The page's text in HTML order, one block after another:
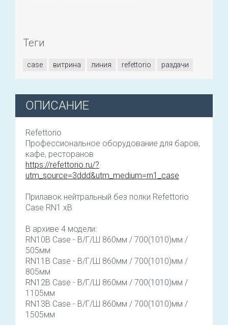
Теги
case витрина линия refettorio раздачи
ОПИСАНИЕ
Refettorio
Профессиональное оборудование для баров,
кафе, ресторанов
https://refettorio.ru/?
utm_source=3ddd&utm_medium=rn1_case
Прилавок нейтральный без полки Refettorio
Case RN1 хB
В архиве 4 модели:
RN10B Case - В/Г/Ш 860мм / 700(1010)мм /
505мм
RN11B Case - В/Г/Ш 860мм / 700(1010)мм /
805мм
RN12B Case - В/Г/Ш 860мм / 700(1010)мм /
1105мм
RN13B Case - В/Г/Ш 860мм / 700(1010)мм /
1505мм